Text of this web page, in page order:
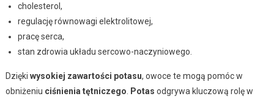
cholesterol,
regulację równowagi elektrolitowej,
pracę serca,
stan zdrowia układu sercowo-naczyniowego.
Dzięki wysokiej zawartości potasu, owoce te mogą pomóc w
obniżeniu ciśnienia tętniczego Potas odgrywa kluczową rolę w